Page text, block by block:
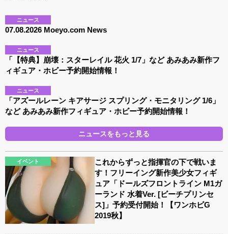
ニュース
07.08.2026 Moeyo.com News
ニュース
「【特典】崩壊：スターレイル 花火 1/7」など あみあみ新作フ
ィギュア・ホビー予約開始情報！
ニュース
「アズールレーン キアサージ スプリング・モニタリング 1/6」
など あみあみ新作フィギュア・ホビー予約開始情報！
ニュースをもっと見る
イベント
これからずっと指揮官の下で戦いま
す！フリーイング新作美少女フィギ
ュア「ドールズフロントライン M1ガ
ーランド 水着Ver. [ビーチプリンセ
ス]」予約受付開始！【ワンホビG
2019秋】